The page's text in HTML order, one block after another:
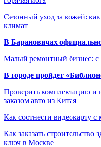
Сезонный уход за кожей:
климат
В Барановичах
Малый ремонтный бизнес: с
В городе пройдет
Проверить комплектацию и
заказом авто из Китая
Как соотнести видеокарту
Как заказать
ключ в Москве